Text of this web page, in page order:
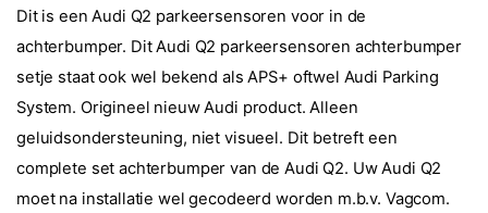
Dit is een Audi Q2 parkeersensoren voor in de
achterbumper. Dit Audi Q2 parkeersensoren achterbumper
setje staat ook wel bekend als APS+ oftwel Audi Parking
System. Origineel nieuw Audi product. Alleen
geluidsondersteuning, niet visueel. Dit betreft een
complete set achterbumper van de Audi Q2. Uw Audi Q2
moet na installatie wel gecodeerd worden m.b.v. Vagcom.